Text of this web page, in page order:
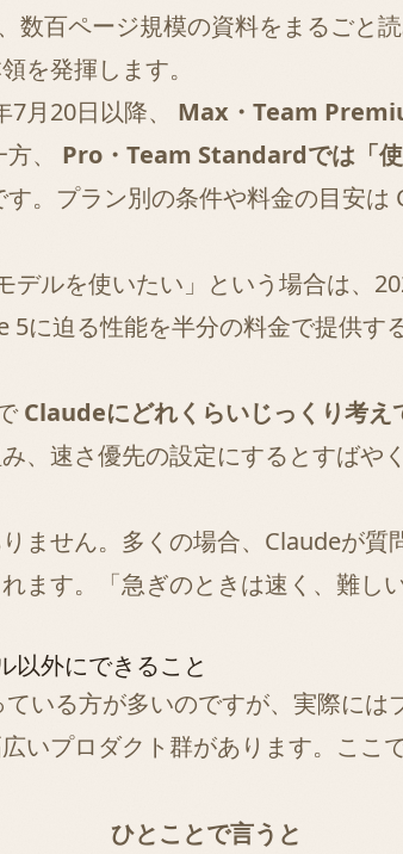
数百ページ規模の資料をまるごと
を発揮します。
月20日以降、 Max・Team
方、 Pro・Team Standardでは「
。プラン別の条件や料金の目安は
ルを使いたい」という場合は、
に迫る性能を半分の料金で提供す
Claudeにどれくらいじっくり考え
、速さ優先の設定にするとすば
ません。多くの場合、Claudeが
ます。「急ぎのときは速く、難し
外にできること
いる方が多いのですが、実際には
いプロダクト群があります。ここ
ひとことで言うと